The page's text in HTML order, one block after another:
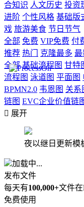
合知识 人文历史 投资
进阶 个性风格 基础版
戏 旅游美食 节日节气
全部 免费 VIP免费 付
推荐 热门 克隆最多 最
全部 基础流程图 甘特
流程图 泳道图 平面图
BPMN2.0 韦恩图 关系
链图 EVC企业价值链
 展开
夜以继日更新模
加载中...
发布文件
每天有100,000+文件在
免费使用